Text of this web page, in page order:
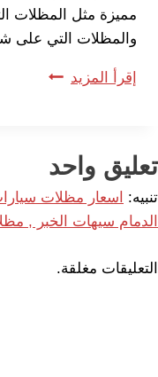
مميزة مثل المظلات
والمظلات التي على
إقرأ المزيد مظلات
ت:
اسعار
حدائق
تعليق واحد
تنبيه:
اسعار مظلات
الدمام سيهات الخبر ,
التعليقات مغلقة.